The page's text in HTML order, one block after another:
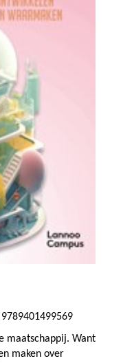
maatschappij. Want
maken over